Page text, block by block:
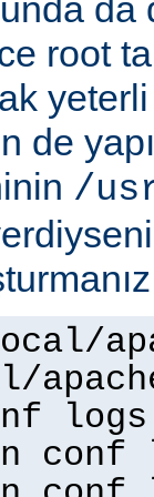
da
root
de
/
logs
conf